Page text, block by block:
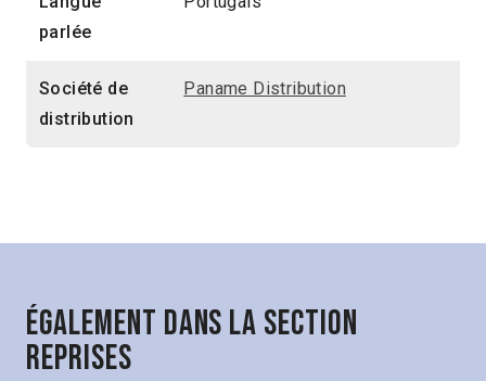
parlée
Société de
distribution
Paname Distribution
Également dans la section
Reprises